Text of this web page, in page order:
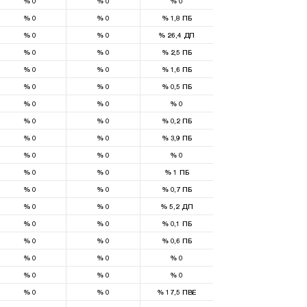
%0 % 0 %1,8ПБ
%0 % 0 % 26,4 ДП
%0 % 0 %2,5ПБ
%0 % 0 %1,6ПБ
%0 % 0 %0,5ПБ
%0 % 0 % 0
%0 % 0 %0,2ПБ
%0 % 0 %3,9ПБ
%0 % 0 % 0
%0 % 0 % 1 ПБ
%0 % 0 %0,7ПБ
%0 % 0 % 5,2 ДП
%0 % 0 %0,1ПБ
%0 % 0 %0,6ПБ
%0 % 0 % 0
%0 % 0 % 0
%0 % 0 % 17,5 ПВЕ